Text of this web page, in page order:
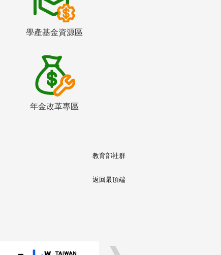
學產基金資源區
年金改革專區
教育部社群
返回最頂端